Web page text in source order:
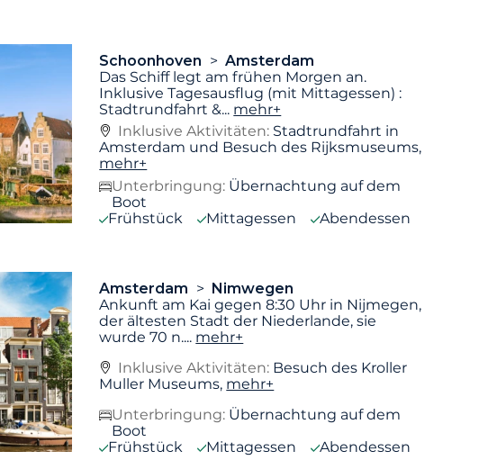
Schoonhoven
Amsterdam
Das Schiff legt am frühen Morgen an.
Inklusive Tagesausflug (mit Mittagessen) :
Stadtrundfahrt &... mehr+
Inklusive Aktivitäten: Stadtrundfahrt in
Amsterdam und Besuch des Rijksmuseums,
mehr+
Unterbringung: Übernachtung auf dem
Boot
Frühstück
Mittagessen Abendessen
Amsterdam
Nimwegen
Ankunft am Kai gegen 8:30 Uhr in Nijmegen,
der ältesten Stadt der Niederlande, sie
wurde 70 n.... mehr+
Inklusive Aktivitäten: Besuch des Kroller
Muller Museums, mehr+
Unterbringung: Übernachtung auf dem
Boot
Frühstück
Mittagessen Abendessen